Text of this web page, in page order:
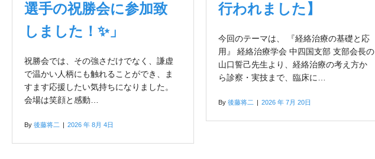
選手の祝勝会に参加致
しました！✨」
祝勝会では、その強さだけでなく、謙虚
で温かい人柄にも触れることができ、ま
すます応援したい気持ちになりました。
会場は笑顔と感動…
By 後藤将二 | 2026 年 8月 4日
行われました】
今回のテーマは、 『経絡治療の基礎と応
用』 経絡治療学会 中四国支部 支部会長の
山口誓己先生より、経絡治療の考え方か
ら診察・実技まで、臨床に…
By 後藤将二 | 2026 年 7月 20日